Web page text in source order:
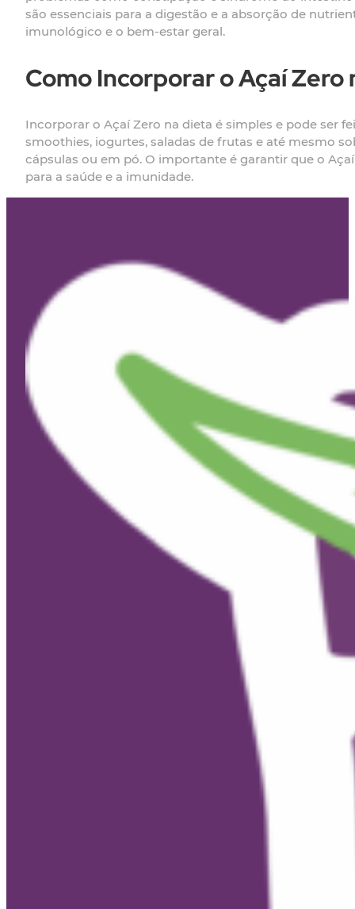
são essenciais para a digestão e a absorção de
imunológico e o bem-estar geral.
Como Incorporar o Açaí Zero
Incorporar o Açaí Zero na dieta é simples e pode ser
smoothies, iogurtes, saladas de frutas e até mesmo
cápsulas ou em pó. O importante é garantir que o
para a saúde e a imunidade.